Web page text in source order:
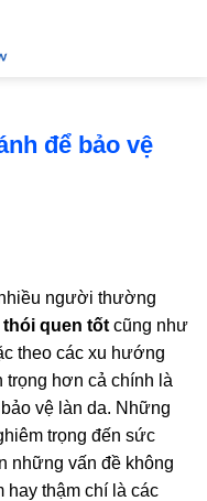
để bảo vệ
người thường
thói quen tốt cũng như
theo các xu hướng
trọng hơn cả chính là
vệ làn da. Những
trọng đến sức
những vấn đề không
hay thậm chí là các